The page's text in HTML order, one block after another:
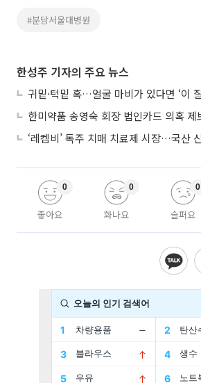
#분당서울대병원
한성주 기자의 주요 뉴스
귀밑·턱밑 혹…얼굴 마비가 있다면 ‘이
‘레켐비’ 독주 치매 치료제 시장…국산
좋아요
0
화나요
0
슬퍼요
0